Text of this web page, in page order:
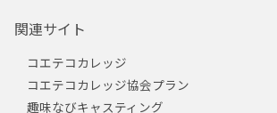
関連サイト
コエテコカレッジ
コエテコカレッジ協会プラン
趣味なびキャスティング